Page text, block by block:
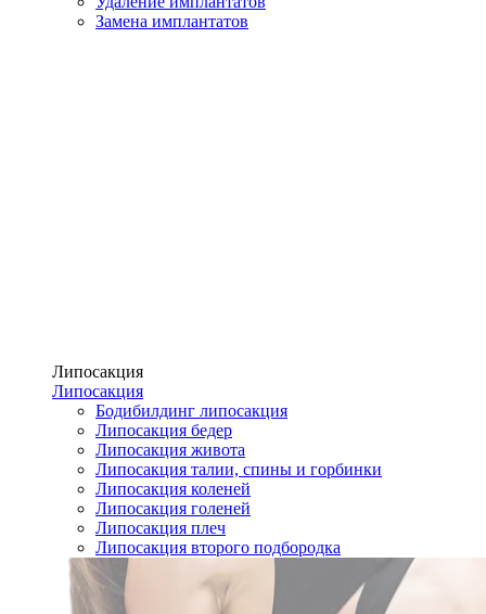
Замена имплантатов
Липосакция
Липосакция
Бодибилдинг липосакция
Липосакция бедер
Липосакция живота
Липосакция талии, спины и горбинки
Липосакция коленей
Липосакция голеней
Липосакция плеч
Липосакция второго подбородка